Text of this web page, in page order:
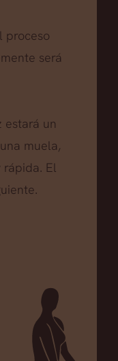
proceso
será
un
muela,
rápida. El